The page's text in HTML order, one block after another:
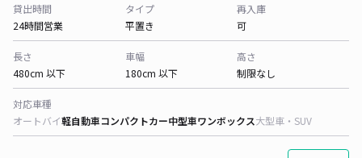
貸出時間
24時間営業
タイプ
平置き
再入庫
可
長さ
480cm 以下
車幅
180cm 以下
高さ
制限なし
対応車種
オートバイ軽自動車コンパクトカー中型車ワンボックス大型車・SUV